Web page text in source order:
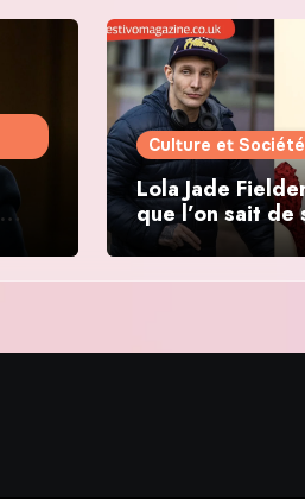
Culture et Société
Lola Jade
que l’on sait de